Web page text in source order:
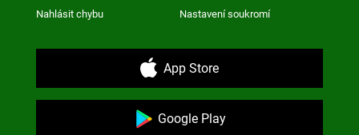
Nahlásit chybu Nastavení soukromí
App Store
Google Play